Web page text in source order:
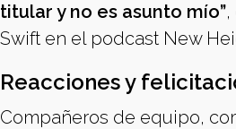
titular y no es asunto mío”
Swift en el podcast New
Reacciones y
Compañeros de equipo,